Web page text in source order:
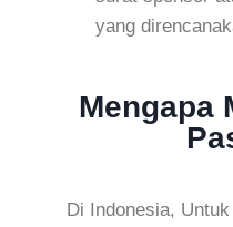
yang
Mengapa
Di Indonesia,